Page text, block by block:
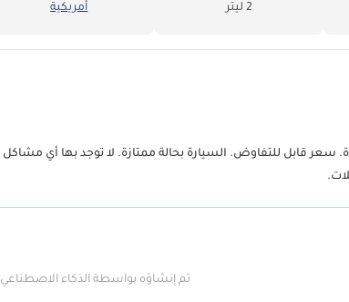
2 ليتر
أمريكية
سعر قابل للتفاوض. السيارة بحالة ممتازة. لا توجد بها أي مشاكل
تم إنشاؤه بواسطة الذكاء الاصطناعي